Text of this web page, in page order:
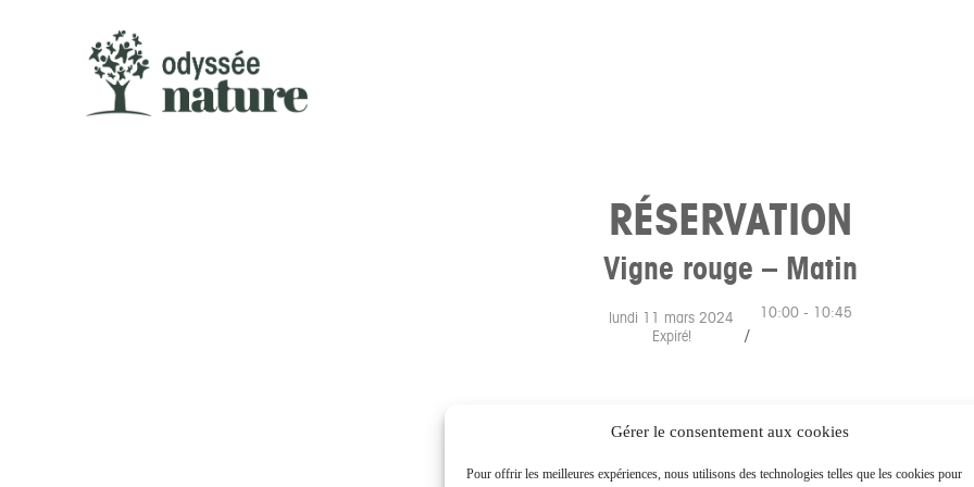
Gérer le consentement aux cookies
Pour offrir les meilleures expériences, nous utilisons des technologies telles que les cookies pour
RÉSERVATION
Vigne rouge – Matin
lundi 11 mars 2024
Expiré!
/
10:00 - 10:45
CONTACTEZ NOUS ESPACE PRESSE